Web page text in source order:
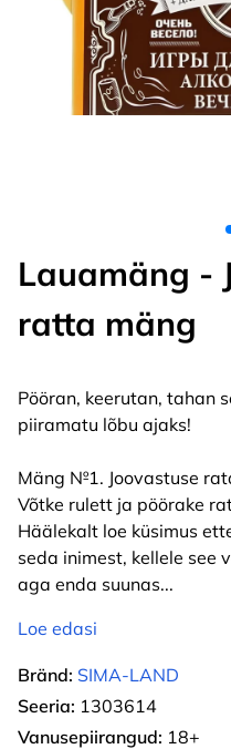
Lauamäng -
ratta mäng
Pööran, keerutan, tahan
piiramatu lõbu ajaks!
Mäng №1. Joovastuse
Võtke rulett ja pöörake
Häälekalt loe küsimus
seda inimest, kellele see
aga enda suunas...
Loe edasi
Bränd: SIMA-LAND
Seeria: 1303614
Vanusepiirangud: 18+